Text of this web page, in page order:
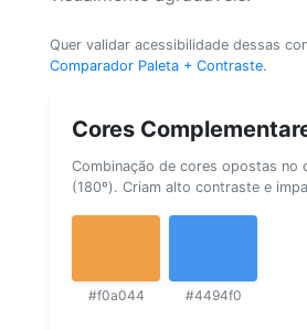
Quer validar acessibilidade dessas
Comparador Paleta + Contraste.
Cores
Combinação de cores opostas no
(180º). Criam alto contraste e
#f0a044 #4494f0